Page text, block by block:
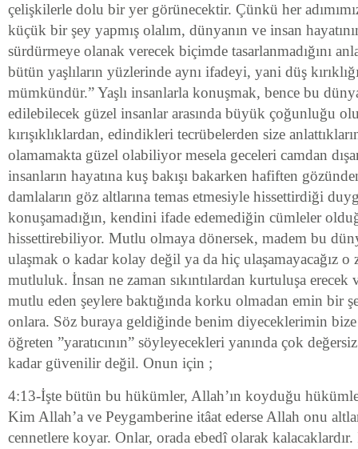
çelişkilerle dolu bir yer görünecektir. Çünkü her
küçük bir şey yapmış olalım, dünyanın ve insan
sürdürmeye olanak verecek biçimde tasarlanmadığını
bütün yaşlıların yüzlerinde aynı ifadeyi, yani düş
mümkündür.” Yaşlı insanlarla konuşmak, bence bu
edilebilecek güzel insanlar arasında büyük çoğunluğu
kırışıklıklardan, edindikleri tecrübelerden size
olamamakta güzel olabiliyor mesela geceleri camdan
insanların hayatına kuş bakışı bakarken hafiften
damlaların göz altlarına temas etmesiyle hissettirdiği
konuşamadığın, kendini ifade edemediğin cümleler
hissettirebiliyor. Mutlu olmaya dönersek, madem bu
ulaşmak o kadar kolay değil ya da hiç ulaşamayacağız o
mutluluk. İnsan ne zaman sıkıntılardan kurtuluşa erecek
mutlu eden şeylere baktığında korku olmadan emin bir
onlara. Söz buraya geldiğinde benim diyeceklerimin
öğreten ”yaratıcının” söyleyecekleri yanında çok
kadar güvenilir değil. Onun için ;
4:13-İşte bütün bu hükümler, Allah’ın koyduğu
Kim Allah’a ve Peygamberine itâat ederse Allah onu
cennetlere koyar. Onlar, orada ebedî olarak